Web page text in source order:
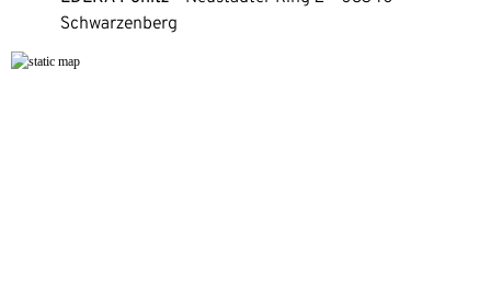
Schwarzenberg